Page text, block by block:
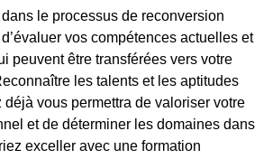
le processus de reconversion
vos compétences actuelles et
peuvent être transférées vers votre
les talents et les aptitudes
vous permettra de valoriser votre
et de déterminer les domaines dans
exceller avec une formation